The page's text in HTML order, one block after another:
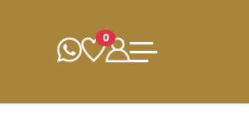
0